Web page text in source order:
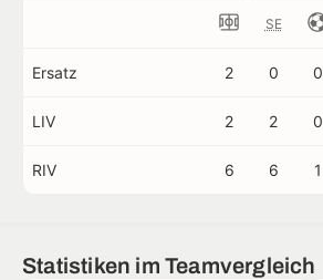
SE
Ersatz 2 0 0
LIV 2 2 0
RIV 6 6 1
Statistiken im Teamvergleich